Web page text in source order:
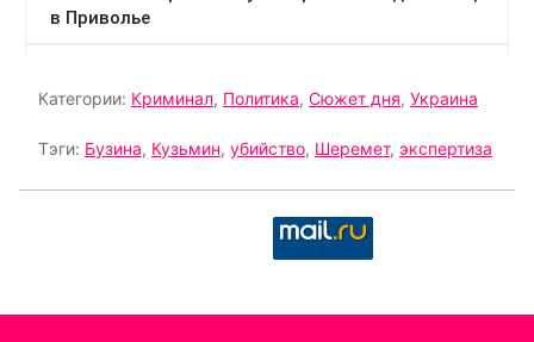
Категории: Криминал, Политика, Сюжет дня, Украина
Тэги: Бузина, Кузьмин, убийство, Шеремет, экспертиза